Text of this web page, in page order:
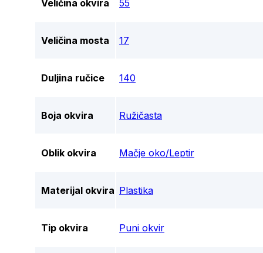
Veličina okvira 55
Veličina mosta 17
Duljina ručice 140
Boja okvira Ružičasta
Oblik okvira Mačje oko/Leptir
Materijal okvira Plastika
Tip okvira Puni okvir